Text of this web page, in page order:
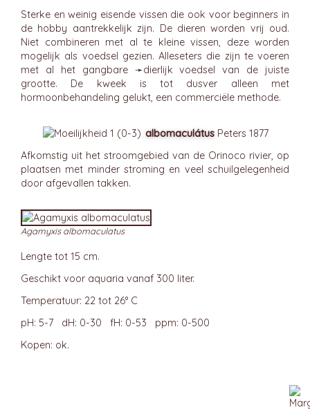
Sterke en weinig eisende vissen die ook voor beginners in
de hobby aantrekkelijk zijn. De dieren worden vrij oud.
Niet combineren met al te kleine vissen, deze worden
mogelijk als voedsel gezien. Alleseters die zijn te voeren
met al het gangbare ➛dierlijk voedsel van de juiste
grootte. De kweek is tot dusver alleen met
hormoonbehandeling gelukt, een commerciële methode.
albomaculátus Peters 1877
Afkomstig uit het stroomgebied van de Orinoco rivier, op
plaatsen met minder stroming en veel schuilgelegenheid
door afgevallen takken.
Agamyxis albomaculatus
Lengte tot 15 cm.
Geschikt voor aquaria vanaf 300 liter.
Temperatuur: 22 tot 26° C
pH: 5-7 dH: 0-30 fH: 0-53 ppm: 0-500
Kopen: ok.